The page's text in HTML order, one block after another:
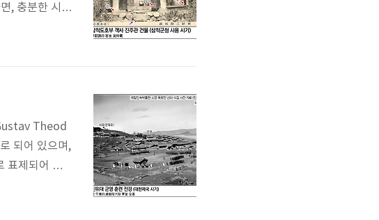
, 충분한 시간
를 다음 '관아'
Theod
되어 있으며,
표제되어 있
하면 곧 서묘